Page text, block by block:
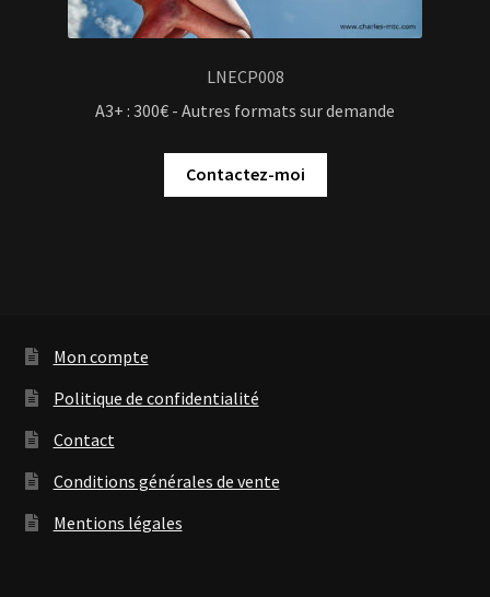
LNECP008
A3+ : 300€ - Autres formats sur demande
Contactez-moi
Mon compte
Politique de confidentialité
Contact
Conditions générales de vente
Mentions légales